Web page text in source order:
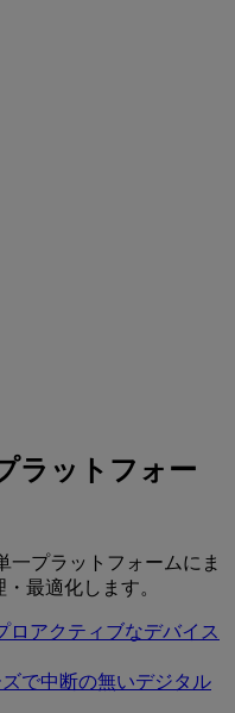
ラットフォー
一プラットフォームにま
最適化します。
ロアクティブなデバイス
で中断の無いデジタル